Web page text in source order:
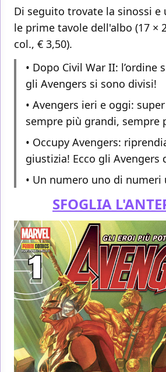
Di seguito trovate la sinossi e
le prime tavole dell'albo (17 ×
col., € 3,50).
• Dopo Civil War II: l’ordine
gli Avengers si sono divisi!
• Avengers ieri e oggi:
sempre più grandi, sempre
• Occupy Avengers:
giustizia! Ecco gli Avengers
• Un numero uno di numeri
SFOGLIA